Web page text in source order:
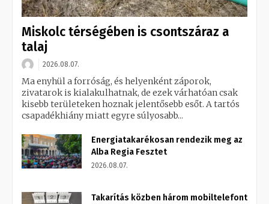
Miskolc térségében is csontszáraz a
talaj
2026.08.07.
Ma enyhül a forróság, és helyenként záporok,
zivatarok is kialakulhatnak, de ezek várhatóan csak
kisebb területeken hoznak jelentősebb esőt. A tartós
csapadékhiány miatt egyre súlyosabb...
Energiatakarékosan rendezik meg az
Alba Regia Fesztet
2026.08.07.
Takarítás közben három mobiltelefont